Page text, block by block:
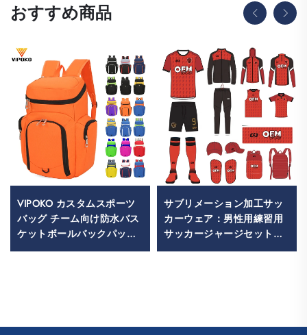
おすすめ商品
VIPOKO カスタムスポーツ
バッグ チーム向け防水バス
ケットボールバックパック
（ロゴ入り）カジュアルバ
サブリメーション加工サッ
カーウェア：男性用練習用
サッカージャージセット、
カスタムフットボールスポ